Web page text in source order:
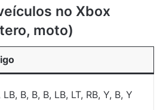
no Xbox
moto)
LB, B, B, B, LB, LT, RB, Y, B, Y